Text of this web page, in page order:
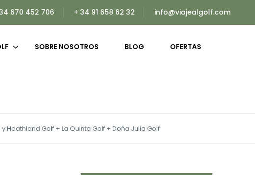
670 452 706 + 34 91 658 62 32 info@viajealgolf.com
SOBRE NOSOTROS BLOG OFERTAS
Heathland Golf + La Quinta Golf + Doña Julia Golf